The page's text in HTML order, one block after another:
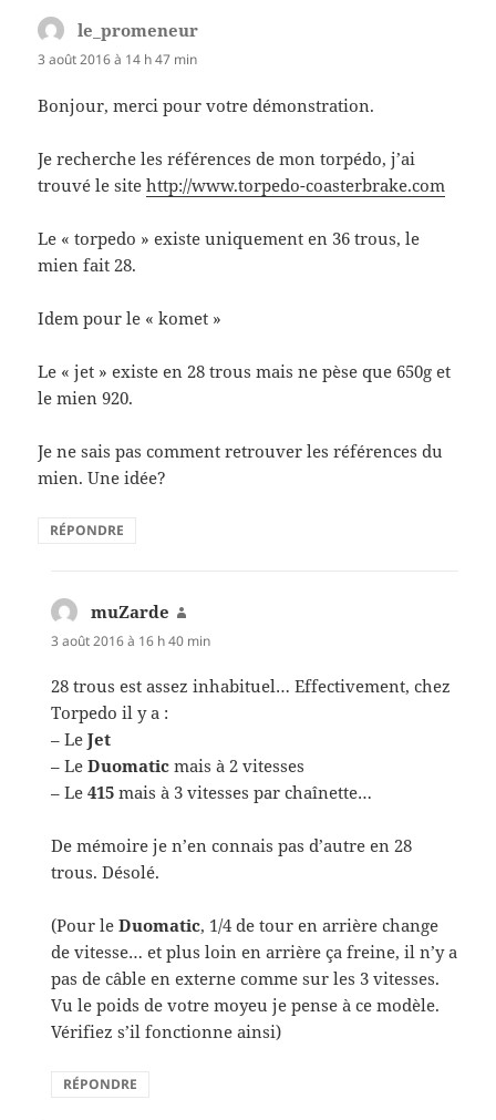
le_promeneur
3 août 2016 à 14 h 47 min
Bonjour, merci pour votre démonstration.
Je recherche les références de mon torpédo, j’ai
trouvé le sitehttp://www.torpedo-coasterbrake.com
Le « torpedo » existe uniquement en 36 trous, le
mien fait 28.
Idem pour le « komet »
Le « jet » existe en 28 trous mais ne pèse que 650g et
le mien 920.
Je ne sais pas comment retrouver les références du
mien. Une idée?
RÉPONDRE
muZarde
3 août 2016 à 16 h 40 min
28 trous est assez inhabituel… Effectivement, chez
Torpedo il y a :
– LeJet
– LeDuomatic mais à 2 vitesses
– Le415 mais à 3 vitesses par chaînette…
De mémoire je n’en connais pas d’autre en 28
trous. Désolé.
(Pour leDuomatic, 1/4 de tour en arrière change
de vitesse… et plus loin en arrière ça freine, il n’y a
pas de câble en externe comme sur les 3 vitesses.
Vu le poids de votre moyeu je pense à ce modèle.
Vérifiez s’il fonctionne ainsi)
RÉPONDRE